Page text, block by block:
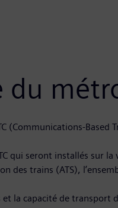
Based
qui seront installés sur
trains (ATS),
la capacité de transport